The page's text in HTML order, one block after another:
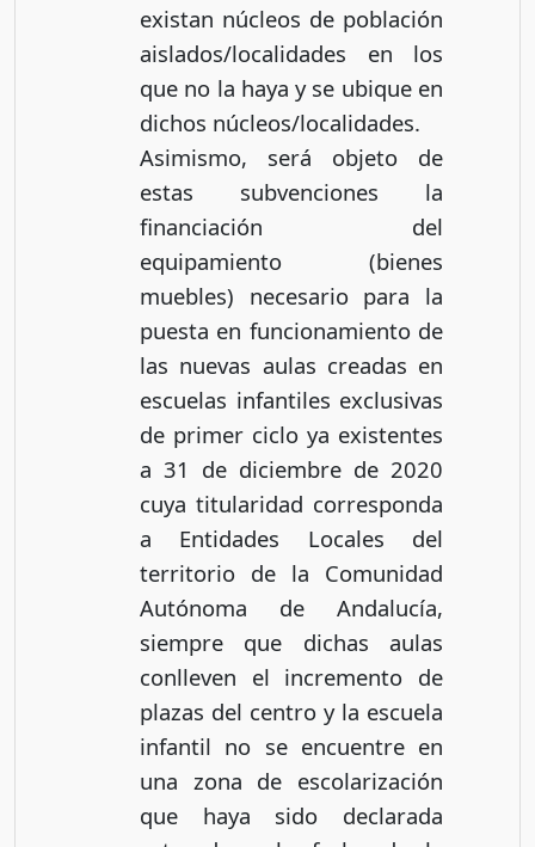
existan núcleos de población
aislados/localidades en los
que no la haya y se ubique en
dichos núcleos/localidades.
Asimismo, será objeto de
estas subvenciones la
financiación del
equipamiento (bienes
muebles) necesario para la
puesta en funcionamiento de
las nuevas aulas creadas en
escuelas infantiles exclusivas
de primer ciclo ya existentes
a 31 de diciembre de 2020
cuya titularidad corresponda
a Entidades Locales del
territorio de la Comunidad
Autónoma de Andalucía,
siempre que dichas aulas
conlleven el incremento de
plazas del centro y la escuela
infantil no se encuentre en
una zona de escolarización
que haya sido declarada